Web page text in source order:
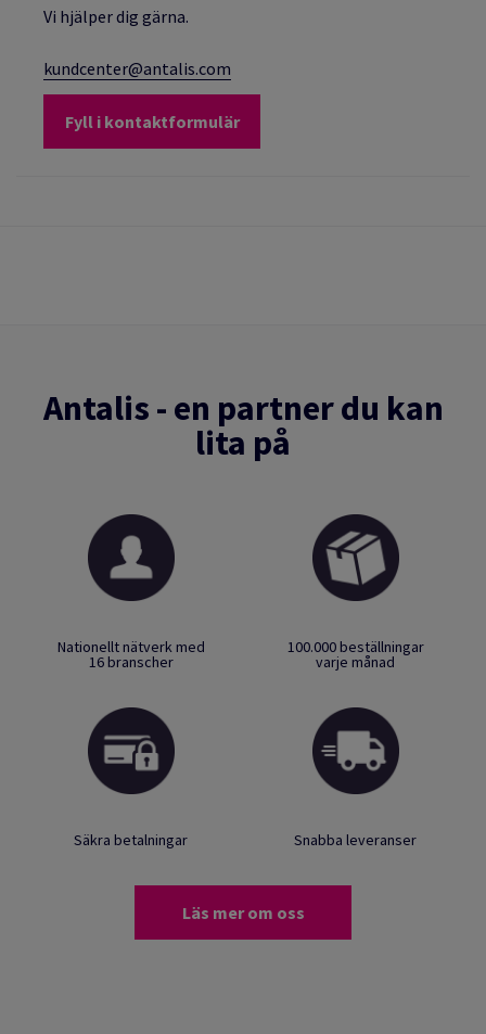
Vi hjälper dig gärna.
kundcenter@antalis.com
Fyll i kontaktformulär
Antalis - en partner du kan
lita på
Nationellt nätverk med
16 branscher
100.000 beställningar
varje månad
Säkra betalningar Snabba leveranser
Läs mer om oss